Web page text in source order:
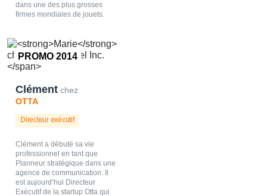
dans une des plus grosses
firmes mondiales de jouets.
Clément a débuté sa vie
professionnel en tant que
Planneur stratégique dans une
agence de communication. Il
est aujourd’hui Directeur
Exécutif de la startup Otta qui
PROMO 2014
Clément chez
OTTA
Directeur exécutif